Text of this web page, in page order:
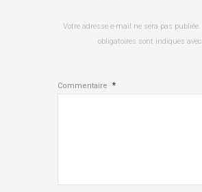
Votre adresse e-mail ne sera pas publiée.
obligatoires sont indiqués avec
Commentaire *